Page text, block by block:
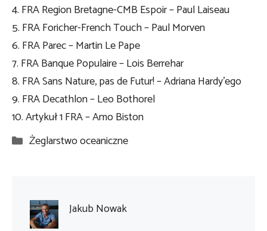
4. FRA Region Bretagne-CMB Espoir – Paul Laiseau
5. FRA Foricher-French Touch – Paul Morven
6. FRA Parec – Martin Le Pape
7. FRA Banque Populaire – Lois Berrehar
8. FRA Sans Nature, pas de Futur! – Adriana Hardy’ego
9. FRA Decathlon – Leo Bothorel
10. Artykuł 1 FRA – Amo Biston
Kategorie
Żeglarstwo oceaniczne
Jakub Nowak